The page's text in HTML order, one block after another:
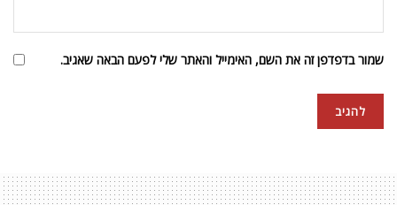
שמור בדפדפן זה את השם, האימייל והאתר שלי לפעם הבאה שאגיב.